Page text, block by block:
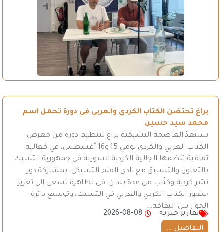
براغ تحتضن الكتاب الكردي والعربي في دورة تحمل اسم
محمد سيد حسين
تستعدّ العاصمة التشيكية براغ لتنظيم دورة من معرض
الكتاب العربي والكردي يومي 15 و16 أغسطس، في فعالية
ثقافية تنظمها الجالية الكردية السورية في جمهورية التشيك
بالتعاون والتنسيق مع نادي القلم التشيكي، بمشاركة دور
نشر كردية وكتّاب من عدة بلدان، في تظاهرة تسعى إلى تعزيز
حضور الكتاب الكردي والعربي في التشيك، وتوسيع دائرة
الحوار بين الثقافة…
تقارير خبرية
2026-08-08
التفاصيل ...